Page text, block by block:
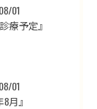
01
療予定』
01
8月』